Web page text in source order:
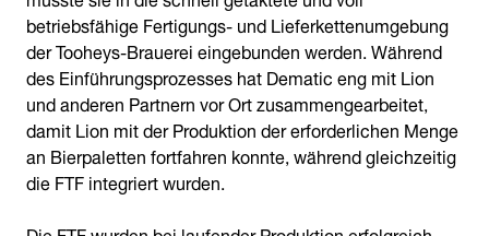
betriebsfähige Fertigungs- und Lieferkettenumgebung
der Tooheys-Brauerei eingebunden werden. Während
des Einführungsprozesses hat Dematic eng mit Lion
und anderen Partnern vor Ort zusammengearbeitet,
damit Lion mit der Produktion der erforderlichen Menge
an Bierpaletten fortfahren konnte, während gleichzeitig
die FTF integriert wurden.